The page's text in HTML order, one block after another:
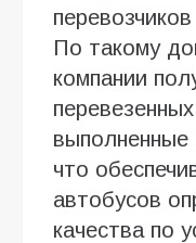
По такому
компании
выполненные
что
автобусов
качества по